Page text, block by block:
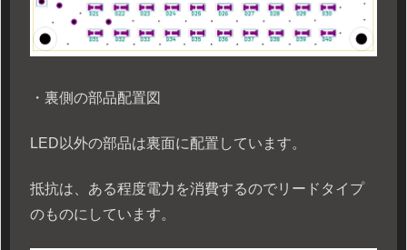
・裏側の部品配置図
LED以外の部品は裏面に配置しています。
抵抗は、ある程度電力を消費するのでリードタイプ
のものにしています。